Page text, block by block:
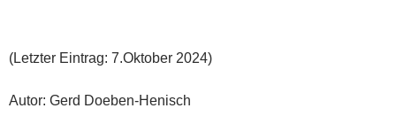
(Letzter Eintrag: 7.Oktober 2024)
Autor: Gerd Doeben-Henisch